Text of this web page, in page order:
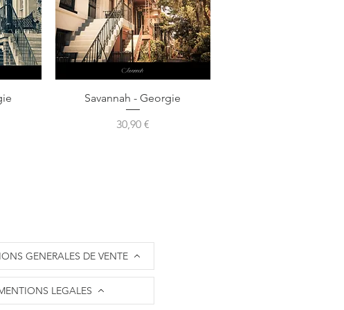
Aperçu rapide
Savannah - Georgie
Prix
30,90 €
GENERALES DE VENTE
LEGALES